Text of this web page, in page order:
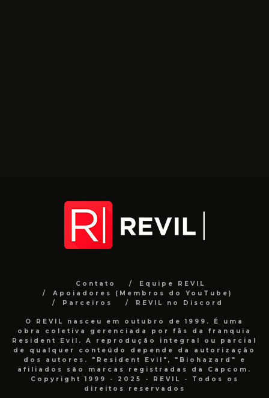
Contato
Equipe REVIL
Apoiadores (Membros do YouTube)
Parceiros
REVIL no Discord
O REVIL nasceu em outubro de 1999. É uma
obra coletiva gerenciada por fãs da franquia
Resident Evil. A reprodução integral ou parcial
de qualquer conteúdo depende da autorização
dos autores. "Resident Evil", "Biohazard" e
afiliados são marcas registradas da Capcom.
Copyright 1999 - 2025 - REVIL - Todos os
direitos reservados